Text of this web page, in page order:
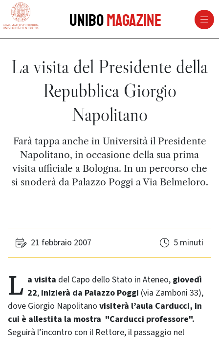
vai al contenuto della pagina
UniboMagazine
La visita del Presidente della
Repubblica Giorgio
Napolitano
Farà tappa anche in Università il Presidente
Napolitano, in occasione della sua prima
visita ufficiale a Bologna. In un percorso che
si snoderà da Palazzo Poggi a Via Belmeloro.
21 febbraio 2007 5 minuti
La visita del Capo dello Stato in Ateneo, giovedì
22, inizierà da Palazzo Poggi (via Zamboni 33),
dove Giorgio Napolitano visiterà l’aula Carducci, in
cui è allestita la mostra "Carducci professore".
Seguirà l’incontro con il Rettore, il passaggio nel